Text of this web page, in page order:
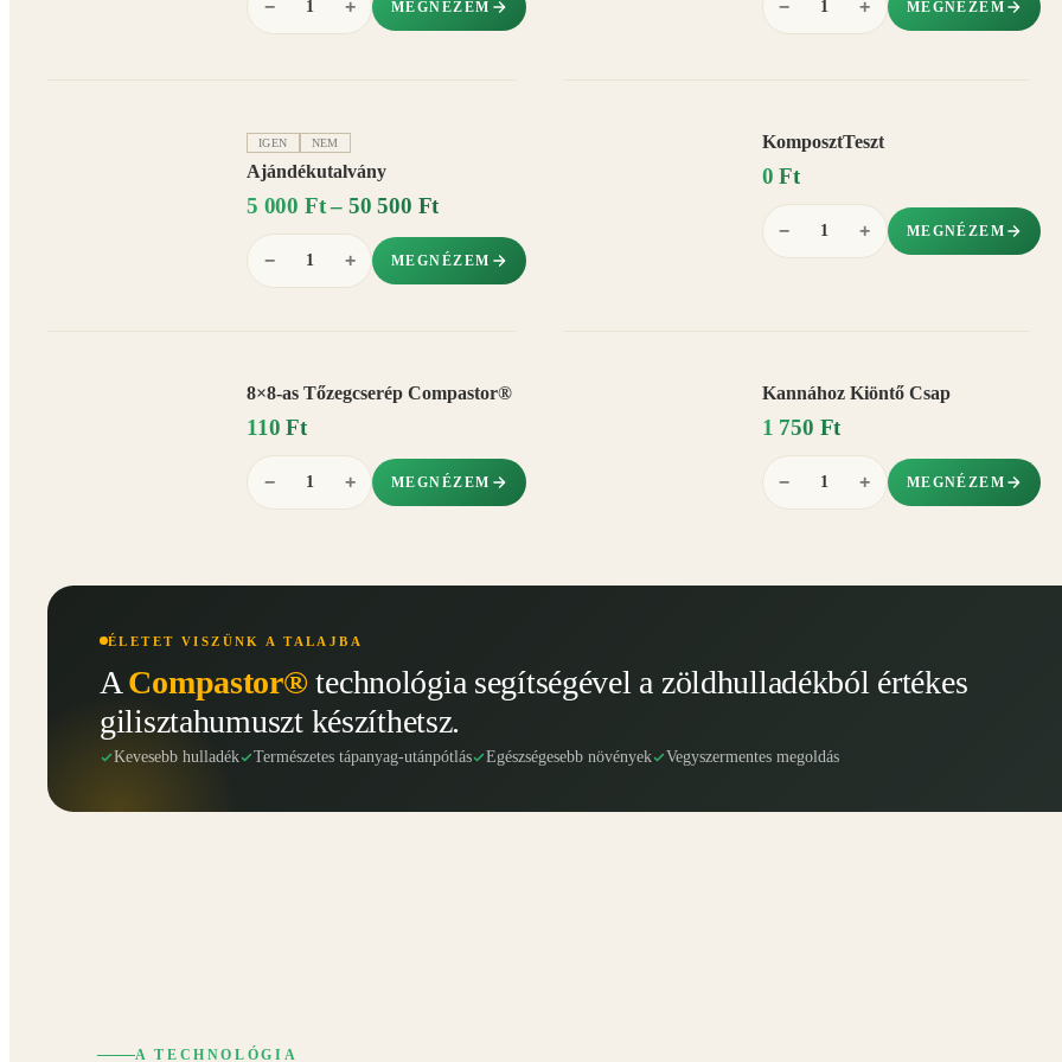
− + MEGNÉZEM − + MEGNÉZEM
IGEN NEM
Ajándékutalvány
5 000 Ft – 50 500 Ft
− + MEGNÉZEM
KomposztTeszt
0 Ft
− + MEGNÉZEM
8×8-as Tőzegcserép Compastor®
110 Ft
− + MEGNÉZEM
Kannához Kiöntő Csap
1 750 Ft
− + MEGNÉZEM
ÉLETET VISZÜNK A TALAJBA
A Compastor® technológia segítségével a zöldhulladékból értékes
gilisztahumuszt készíthetsz.
Kevesebb hulladék Természetes tápanyag-utánpótlás Egészségesebb növények Vegyszermentes megoldás
A TECHNOLÓGIA